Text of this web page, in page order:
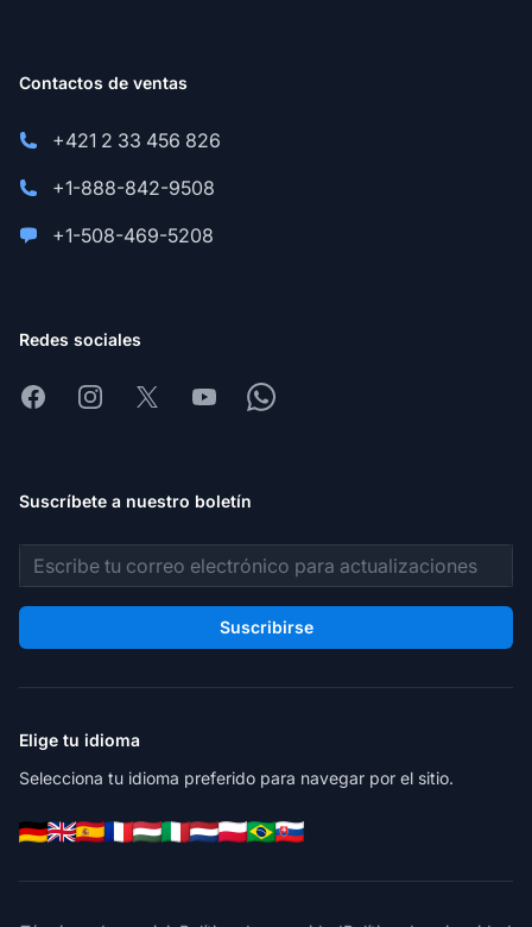
Contactos de ventas
+421 2 33 456 826
+1-888-842-9508
+1-508-469-5208
Redes sociales
FacebookInstagram
X YoutubeWhatsapp
Suscríbete a nuestro boletín
Dirección de correo electrónico
Suscribirse
Elige tu idioma
Selecciona tu idioma preferido para navegar por el sitio.